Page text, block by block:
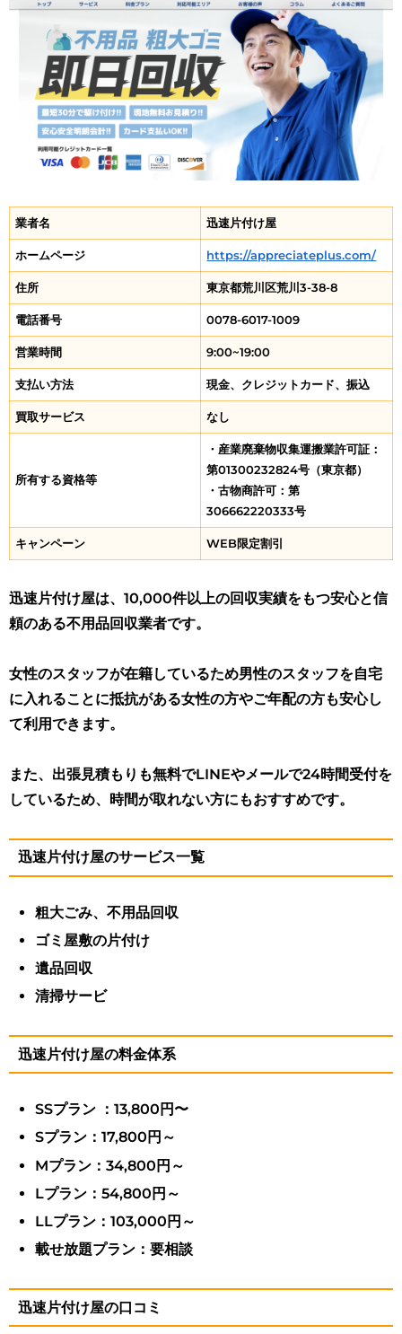
業者名 迅速片付け屋
ホームページ https://appreciateplus.com/
住所 東京都荒川区荒川3-38-8
電話番号 0078-6017-1009
営業時間 9:00~19:00
支払い方法 現金、クレジットカード、振込
買取サービス なし
所有する資格等
・産業廃棄物収集運搬業許可証：
第01300232824号（東京都）
・古物商許可：第
306662220333号
キャンペーン WEB限定割引
迅速片付け屋は、10,000件以上の回収実績をもつ安心と信
頼のある不用品回収業者です。
女性のスタッフが在籍しているため男性のスタッフを自宅
に入れることに抵抗がある女性の方やご年配の方も安心し
て利用できます。
また、出張見積もりも無料でLINEやメールで24時間受付を
しているため、時間が取れない方にもおすすめです。
迅速片付け屋のサービス一覧
粗大ごみ、不用品回収
ゴミ屋敷の片付け
遺品回収
清掃サービ
迅速片付け屋の料金体系
SSプラン ：13,800円〜
Sプラン：17,800円～
Mプラン：34,800円～
Lプラン：54,800円～
LLプラン：103,000円～
載せ放題プラン：要相談
迅速片付け屋の口コミ